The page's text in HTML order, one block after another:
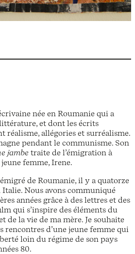
née en Roumanie qui a
et dont les écrits
réalisme, allégories et surréalisme.
pendant le communisme. Son
jambe traite de l’émigration à
femme, Irene.
de Roumanie, il y a quatorze
Italie. Nous avons communiqué
années grâce à des lettres et des
qui s’inspire des éléments du
de la vie de ma mère. Je souhaite
rencontres d’une jeune femme qui
loin du régime de son pays
80.